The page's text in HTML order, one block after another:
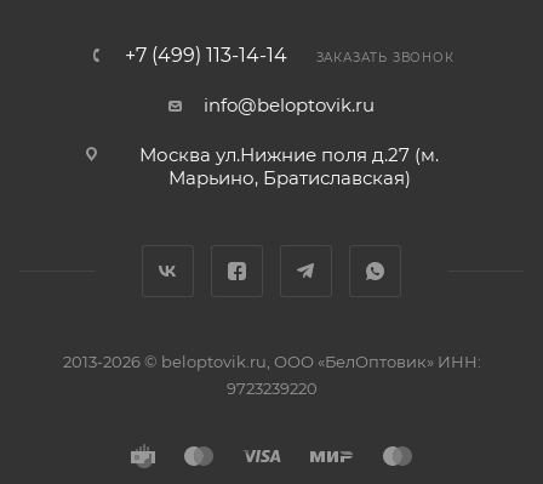
+7 (499) 113-14-14 ЗАКАЗАТЬ ЗВОНОК
info@beloptovik.ru
Москва ул.Нижние поля д.27 (м.
Марьино, Братиславская)
2013-2026 © beloptovik.ru, ООО «БелОптовик» ИНН:
9723239220